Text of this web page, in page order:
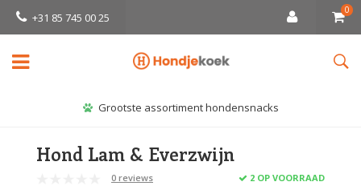
+31 85 745 00 25
0
Grootste assortiment hondensnacks
Hond Lam & Everzwijn
0 reviews 2 OP VOORRAAD